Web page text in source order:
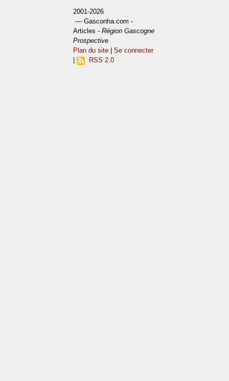
2001-2026
— Gasconha.com -
Articles -Région Gascogne
Prospective
Plan du site |Se connecter
|
RSS 2.0